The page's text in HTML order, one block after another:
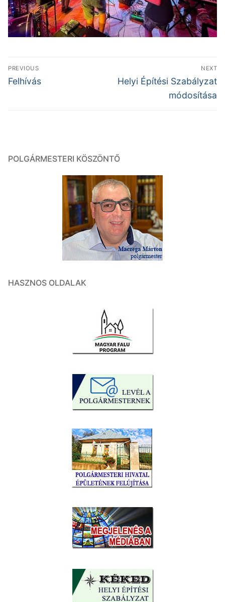
Bejegyzés
navigáció
PREVIOUS
Previous
Felhívás
NEXT
Next
Helyi Építési Szabályzat
módosítása
POLGÁRMESTERI KÖSZÖNTŐ
HASZNOS OLDALAK